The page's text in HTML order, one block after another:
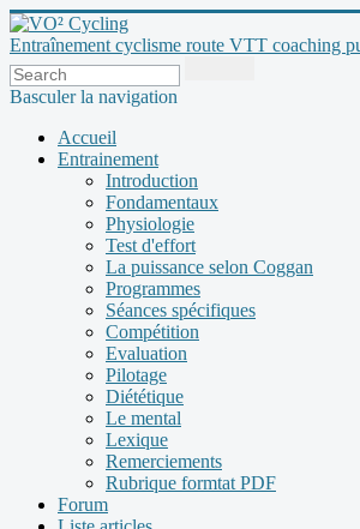
Entraînement cyclisme route VTT coaching
Basculer la navigation
Accueil
Entrainement
Introduction
Fondamentaux
Physiologie
Test d'effort
La puissance selon Coggan
Programmes
Séances spécifiques
Compétition
Evaluation
Pilotage
Diététique
Le mental
Lexique
Remerciements
Rubrique formtat PDF
Forum